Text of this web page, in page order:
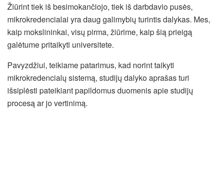
Žiūrint tiek iš besimokančiojo, tiek iš darbdavio pusės,
mikrokredencialai yra daug galimybių turintis dalykas. Mes,
kaip mokslininkai, visų pirma, žiūrime, kaip šią prieigą
galėtume pritaikyti universitete.
Pavyzdžiui, teikiame patarimus, kad norint taikyti
mikrokredencialų sistemą, studijų dalyko aprašas turi
išsiplėsti pateikiant papildomus duomenis apie studijų
procesą ar jo vertinimą.